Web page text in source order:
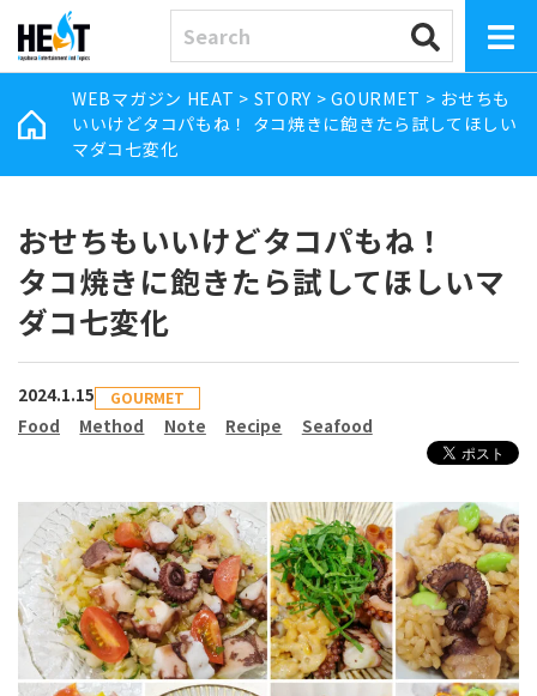
WEBマガジン HEAT > STORY >GOURMET > おせちも
いいけどタコパもね！ タコ焼きに飽きたら試してほしい
マダコ七変化
おせちもいいけどタコパもね！
タコ焼きに飽きたら試してほしいマ
ダコ七変化
2024.1.15 GOURMET
Food Method Note Recipe Seafood